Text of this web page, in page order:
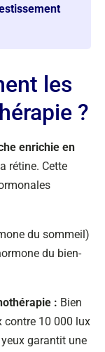
les
?
enrichie en
rétine. Cette
du sommeil)
du bien-
: Bien
contre 10 000 lux
garantit une